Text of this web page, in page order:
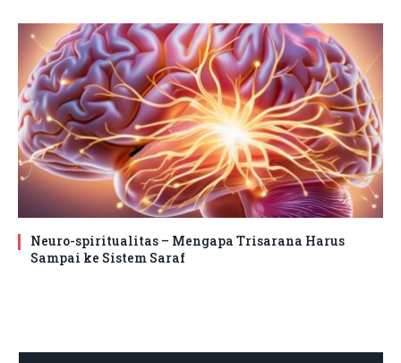
Neuro-spiritualitas – Mengapa Trisarana Harus
Sampai ke Sistem Saraf